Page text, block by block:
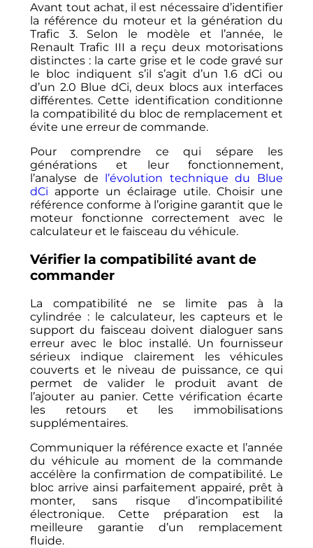
Avant tout achat, il est nécessaire d’identifier
la référence du moteur et la génération du
Trafic 3. Selon le modèle et l’année, le
Renault Trafic III a reçu deux motorisations
distinctes : la carte grise et le code gravé sur
le bloc indiquent s’il s’agit d’un 1.6 dCi ou
d’un 2.0 Blue dCi, deux blocs aux interfaces
différentes. Cette identification conditionne
la compatibilité du bloc de remplacement et
évite une erreur de commande.
Pour comprendre ce qui sépare les
générations et leur fonctionnement,
l’analyse de
l’évolution technique du Blue
dCi apporte un éclairage utile. Choisir une
référence conforme à l’origine garantit que le
moteur fonctionne correctement avec le
calculateur et le faisceau du véhicule.
Vérifier la compatibilité avant de
commander
La compatibilité ne se limite pas à la
cylindrée : le calculateur, les capteurs et le
support du faisceau doivent dialoguer sans
erreur avec le bloc installé. Un fournisseur
sérieux indique clairement les véhicules
couverts et le niveau de puissance, ce qui
permet de valider le produit avant de
l’ajouter au panier. Cette vérification écarte
les retours et les immobilisations
supplémentaires.
Communiquer la référence exacte et l’année
du véhicule au moment de la commande
accélère la confirmation de compatibilité. Le
bloc arrive ainsi parfaitement appairé, prêt à
monter, sans risque d’incompatibilité
électronique. Cette préparation est la
meilleure garantie d’un remplacement
fluide.